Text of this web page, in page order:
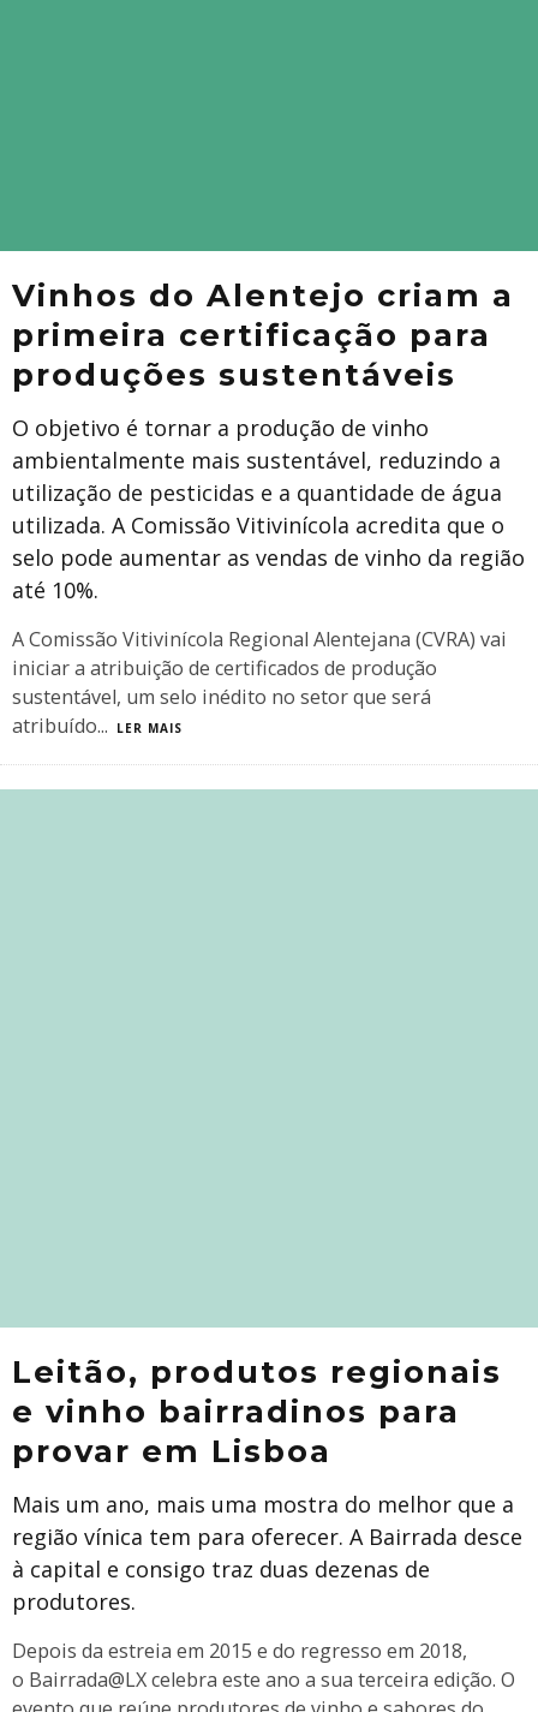
Vinhos do Alentejo criam a
primeira certificação para
produções sustentáveis
O objetivo é tornar a produção de vinho
ambientalmente mais sustentável, reduzindo a
utilização de pesticidas e a quantidade de água
utilizada. A Comissão Vitivinícola acredita que o
selo pode aumentar as vendas de vinho da região
até 10%.
A Comissão Vitivinícola Regional Alentejana (CVRA) vai
iniciar a atribuição de certificados de produção
sustentável, um selo inédito no setor que será
atribuído... LER MAIS
Leitão, produtos regionais
e vinho bairradinos para
provar em Lisboa
Mais um ano, mais uma mostra do melhor que a
região vínica tem para oferecer. A Bairrada desce
à capital e consigo traz duas dezenas de
produtores.
Depois da estreia em 2015 e do regresso em 2018,
o Bairrada@LX celebra este ano a sua terceira edição. O